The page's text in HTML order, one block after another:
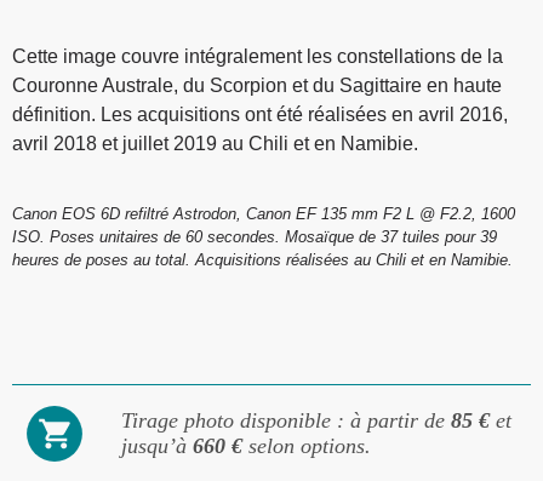
Cette image couvre intégralement les constellations de la
Couronne Australe, du Scorpion et du Sagittaire en haute
définition. Les acquisitions ont été réalisées en avril 2016,
avril 2018 et juillet 2019 au Chili et en Namibie.
Canon EOS 6D refiltré Astrodon, Canon EF 135 mm F2 L @ F2.2, 1600
ISO. Poses unitaires de 60 secondes. Mosaïque de 37 tuiles pour 39
heures de poses au total. Acquisitions réalisées au Chili et en Namibie.
Tirage photo disponible : à partir de 85 €et
jusqu’à 660 €selon options.